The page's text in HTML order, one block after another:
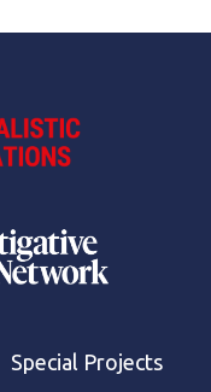
Special Projects